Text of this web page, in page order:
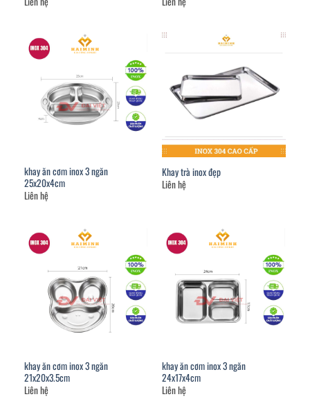
khay ăn cơm inox 3 ngăn
25x20x4cm
Liên hệ
Khay trà inox đẹp
Liên hệ
khay ăn cơm inox 3 ngăn
21x20x3.5cm
Liên hệ
khay ăn cơm inox 3 ngăn
24x17x4cm
Liên hệ